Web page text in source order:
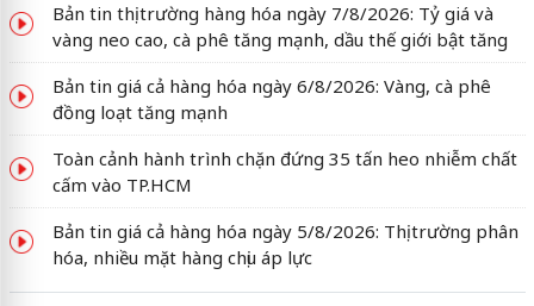
Bản tin thị trường hàng hóa ngày 7/8/2026: Tỷ giá và
vàng neo cao, cà phê tăng mạnh, dầu thế giới bật tăng
Bản tin giá cả hàng hóa ngày 6/8/2026: Vàng, cà phê
đồng loạt tăng mạnh
Toàn cảnh hành trình chặn đứng 35 tấn heo nhiễm chất
cấm vào TP.HCM
Bản tin giá cả hàng hóa ngày 5/8/2026: Thị trường phân
hóa, nhiều mặt hàng chịu áp lực